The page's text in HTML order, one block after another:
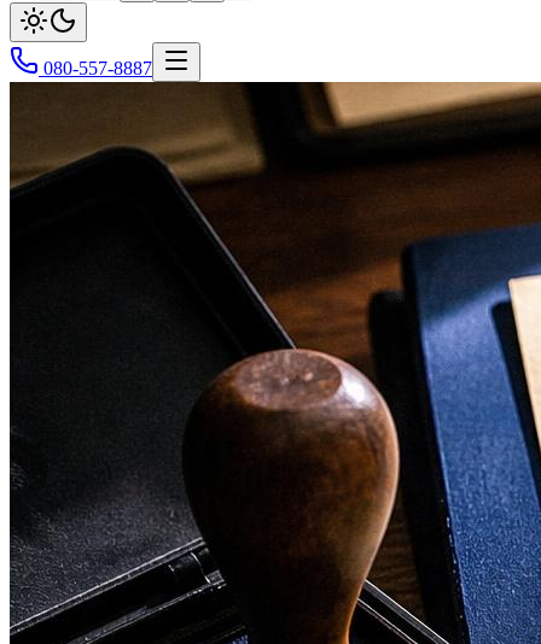
080-557-8887